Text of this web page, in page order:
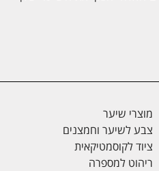
מוצרי שיער
צבע לשיער וחמצנים
ציוד לקוסמטיקאית
ריהוט למספרה